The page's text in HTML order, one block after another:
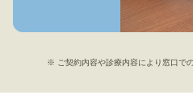
※ ご契約内容や診療内容により窓口で